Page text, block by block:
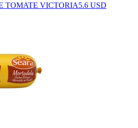
TOMATE VICTORIA5.6 USD